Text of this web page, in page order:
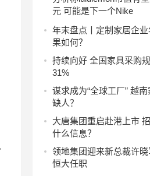
元 可能是下一个Nike
年末盘点丨定制家居企
果如何？
持续向好 全国家具采购
31%
谋求成为“全球工厂” 越
缺人？
大唐集团重启赴港上市
什么信息？
领地集团迎来新总裁许
恒大任职